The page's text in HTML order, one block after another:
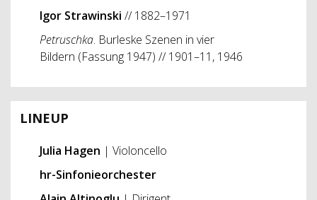
Igor Strawinski // 1882–1971
Petruschka. Burleske Szenen in vier
Bildern (Fassung 1947) // 1901–11, 1946
LINEUP
Julia Hagen | Violoncello
hr-Sinfonieorchester